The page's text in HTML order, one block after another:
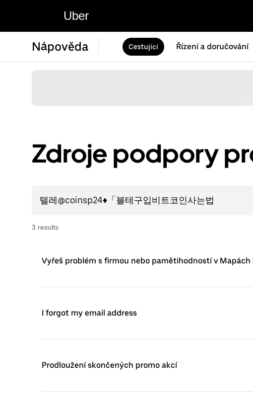
Uber
Nápověda Cestující Řízení a doručování
Zdroje podpory
3 results
Vyřeš problém s firmou nebo pamětihodností v Mapách
I forgot my email address
Prodloužení skončených promo akcí